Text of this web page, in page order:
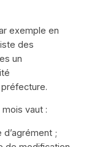
exemple en
des
un
vaut :
;